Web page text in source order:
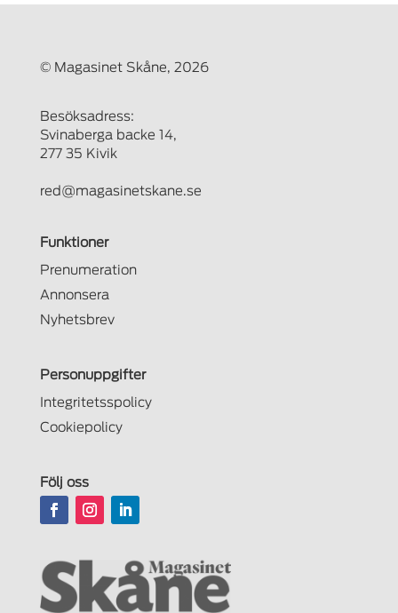
© Magasinet Skåne, 2026
Besöksadress:
Svinaberga backe 14,
277 35 Kivik
red@magasinetskane.se
Funktioner
Prenumeration
Annonsera
Nyhetsbrev
Personuppgifter
Integritetsspolicy
Cookiepolicy
Följ oss